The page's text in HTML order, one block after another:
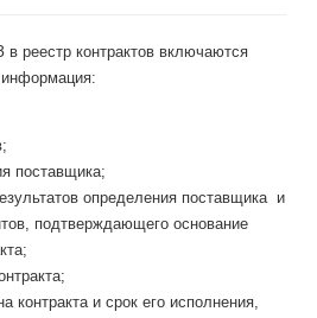
реестр контрактов включаются
поставщика;
определения поставщика и
подтверждающего основание
контракта и срок его исполнения,